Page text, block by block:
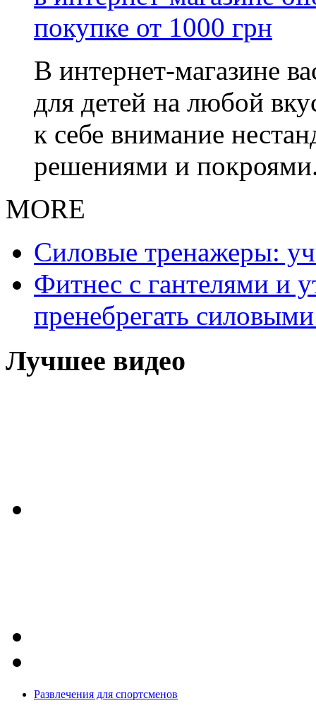
В интернет-магазине
для детей на любой
к себе внимание
решениями и
MORE
Силовые тренажеры:
Фитнес с гантелями и
пренебрегать
Лучшее видео
Развлечения для спортсменов